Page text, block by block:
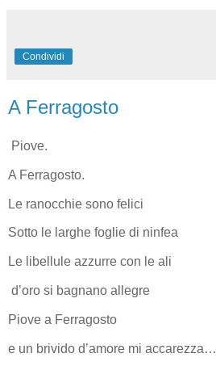
Condividi
A Ferragosto
Piove.
A Ferragosto.
Le ranocchie sono felici
Sotto le larghe foglie di ninfea
Le libellule azzurre con le ali
d’oro si bagnano allegre
Piove a Ferragosto
e un brivido d’amore mi accarezza…